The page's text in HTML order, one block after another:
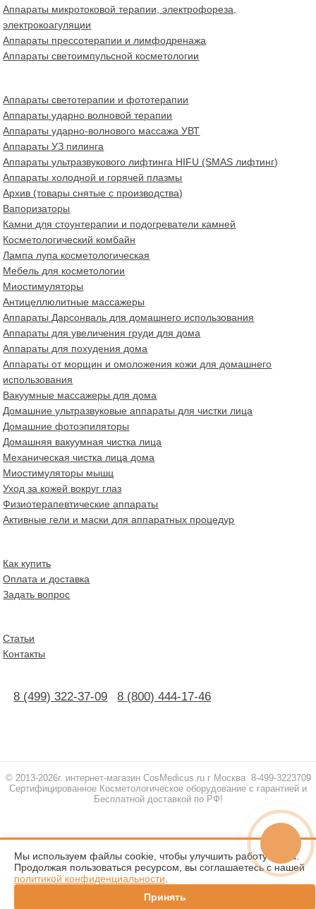
Аппараты микротоковой терапии, электрофореза,
электрокоагуляции
Аппараты прессотерапии и лимфодренажа
Аппараты светоимпульсной косметологии
Аппараты светотерапии и фототерапии
Аппараты ударно волновой терапии
Аппараты ударно-волнового массажа УВТ
Аппараты УЗ пилинга
Аппараты ультразвукового лифтинга HIFU (SMAS лифтинг)
Аппараты холодной и горячей плазмы
Архив (товары снятые с производства)
Вапоризаторы
Камни для стоунтерапии и подогреватели камней
Косметологический комбайн
Лампа лупа косметологическая
Мебель для косметологии
Миостимуляторы
Антицеллюлитные массажеры
Аппараты Дарсонваль для домашнего использования
Аппараты для увеличения груди для дома
Аппараты для похудения дома
Аппараты от морщин и омоложения кожи для домашнего
использования
Вакуумные массажеры для дома
Домашние ультразвуковые аппараты для чистки лица
Домашние фотоэпиляторы
Домашняя вакуумная чистка лица
Механическая чистка лица дома
Миостимуляторы мышц
Уход за кожей вокруг глаз
Физиотерапевтические аппараты
Активные гели и маски для аппаратных процедур
Как купить
Оплата и доставка
Задать вопрос
Статьи
Контакты
8 (499) 322-37-09 8 (800) 444-17-46
© 2013-2026г. интернет-магазин СosMedicus.ru г Москва 8-499-3223709
Сертифицированное Косметологическое оборудование с гарантией и
Бесплатной доставкой по РФ!
Мы используем файлы cookie, чтобы улучшить работу сайта.
Продолжая пользоваться ресурсом, вы соглашаетесь с нашей
политикой конфиденциальности
Принять